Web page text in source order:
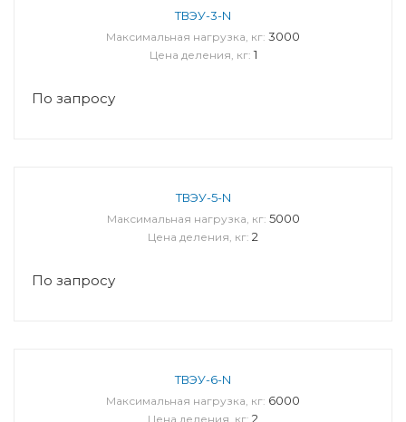
ТВЭУ-3-N
Максимальная нагрузка, кг: 3000
Цена деления, кг: 1
По запросу
ТВЭУ-5-N
Максимальная нагрузка, кг: 5000
Цена деления, кг: 2
По запросу
ТВЭУ-6-N
Максимальная нагрузка, кг: 6000
Цена деления, кг: 2